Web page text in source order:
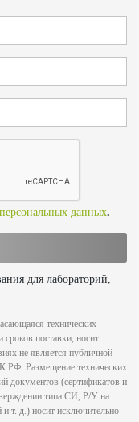
данных.
для лабораторий,
технических
сроков поставки, носит
не является публичной
РФ. Размещение технических
документов (сертификатов и
типа СИ, Р/У на
т. д.) носит исключительно